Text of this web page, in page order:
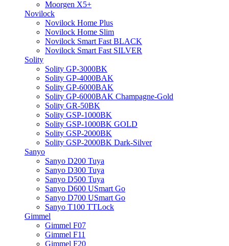
Moorgen X5+
Novilock
Novilock Home Plus
Novilock Home Slim
Novilock Smart Fast BLACK
Novilock Smart Fast SILVER
Solity
Solity GP-3000BK
Solity GP-4000BAK
Solity GP-6000BAK
Solity GP-6000BAK Champagne-Gold
Solity GR-50BK
Solity GSP-1000BK
Solity GSP-1000BK GOLD
Solity GSP-2000BK
Solity GSP-2000BK Dark-Silver
Sanyo
Sanyo D200 Tuya
Sanyo D300 Tuya
Sanyo D500 Tuya
Sanyo D600 USmart Go
Sanyo D700 USmart Go
Sanyo T100 TTLock
Gimmel
Gimmel F07
Gimmel F11
Gimmel F20